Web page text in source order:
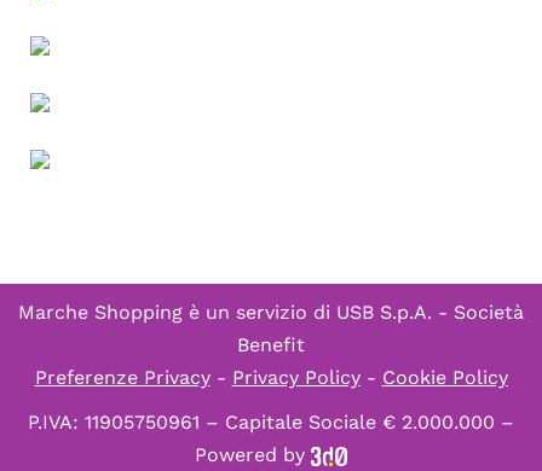
Marche Shopping è un servizio di USB S.p.A. - Società
Benefit
Preferenze Privacy- Privacy Policy- Cookie Policy
P.IVA: 11905750961 – Capitale Sociale € 2.000.000 –
Powered by